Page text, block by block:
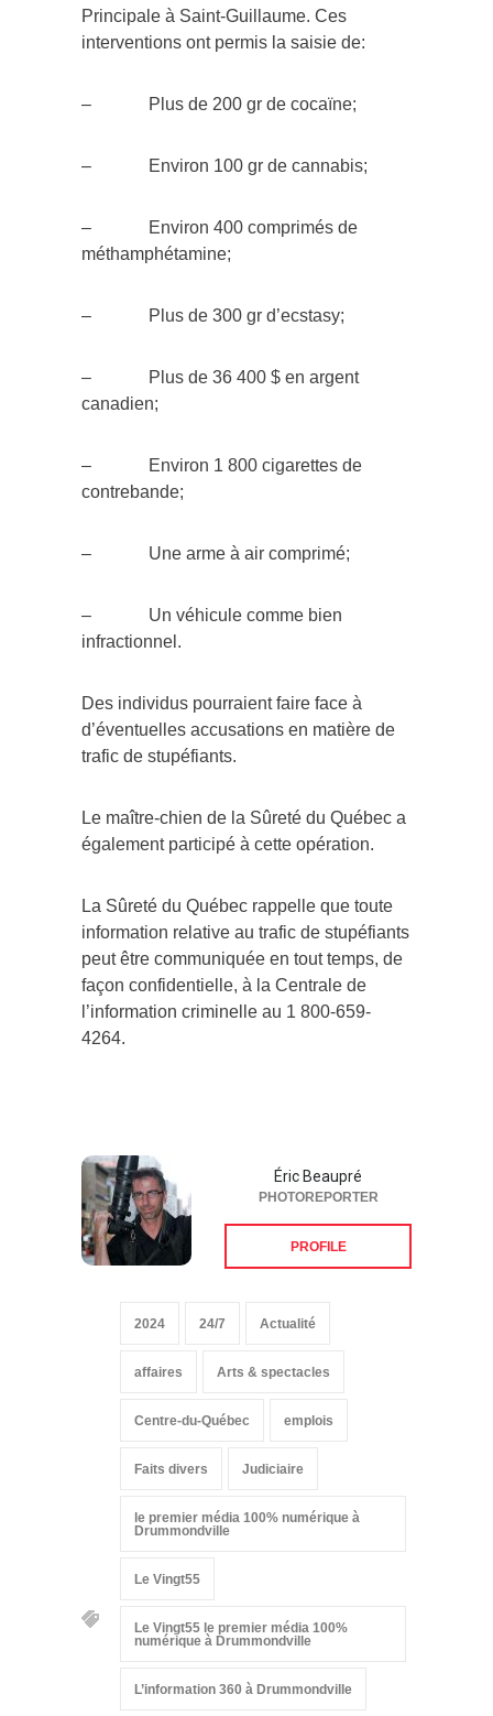
Principale à Saint-Guillaume. Ces
interventions ont permis la saisie de:
– Plus de 200 gr de cocaïne;
– Environ 100 gr de cannabis;
– Environ 400 comprimés de
méthamphétamine;
– Plus de 300 gr d’ecstasy;
– Plus de 36 400 $ en argent
canadien;
– Environ 1 800 cigarettes de
contrebande;
– Une arme à air comprimé;
– Un véhicule comme bien
infractionnel.
Des individus pourraient faire face à
d’éventuelles accusations en matière de
trafic de stupéfiants.
Le maître-chien de la Sûreté du Québec a
également participé à cette opération.
La Sûreté du Québec rappelle que toute
information relative au trafic de stupéfiants
peut être communiquée en tout temps, de
façon confidentielle, à la Centrale de
l’information criminelle au 1 800-659-
4264.
Éric Beaupré
PHOTOREPORTER
PROFILE
2024 24/7 Actualité
affaires Arts & spectacles
Centre-du-Québec emplois
Faits divers Judiciaire
le premier média 100% numérique à
Drummondville
Le Vingt55
Le Vingt55 le premier média 100%
numérique à Drummondville
L’information 360 à Drummondville